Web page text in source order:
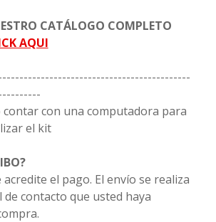
CATÁLOGO COMPLETO
AQUI
con una computadora para
el kit
acredite el pago. El envío se realiza
de contacto que usted haya